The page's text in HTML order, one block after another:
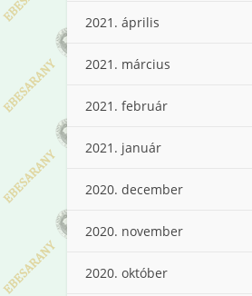
2021. április
2021. március
2021. február
2021. január
2020. december
2020. november
2020. október